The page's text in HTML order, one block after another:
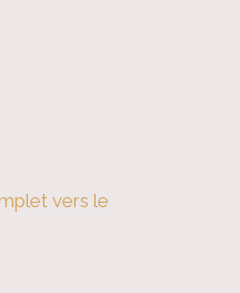
vers le